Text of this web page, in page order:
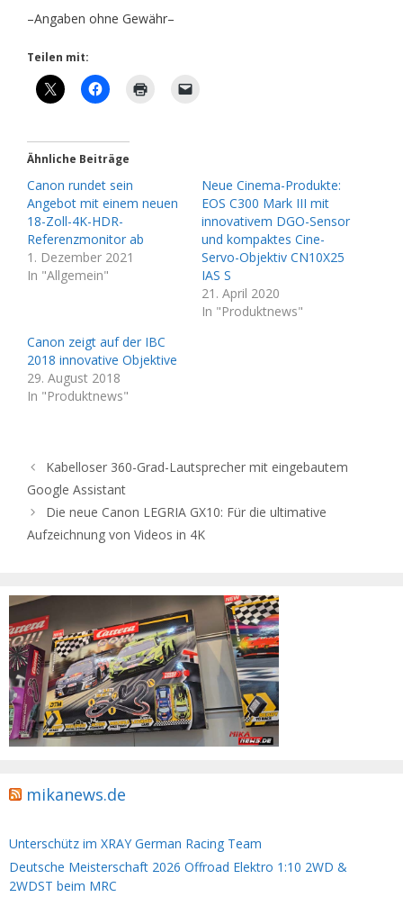
–Angaben ohne Gewähr–
Teilen mit:
Ähnliche Beiträge
Canon rundet sein
Angebot mit einem neuen
18-Zoll-4K-HDR-
Referenzmonitor ab
1. Dezember 2021
In "Allgemein"
Neue Cinema-Produkte:
EOS C300 Mark III mit
innovativem DGO-Sensor
und kompaktes Cine-
Servo-Objektiv CN10X25
IAS S
21. April 2020
In "Produktnews"
Canon zeigt auf der IBC
2018 innovative Objektive
29. August 2018
In "Produktnews"
Kabelloser 360-Grad-Lautsprecher mit eingebautem
Google Assistant
Die neue Canon LEGRIA GX10: Für die ultimative
Aufzeichnung von Videos in 4K
mikanews.de
Unterschütz im XRAY German Racing Team
Deutsche Meisterschaft 2026 Offroad Elektro 1:10 2WD &
2WDST beim MRC